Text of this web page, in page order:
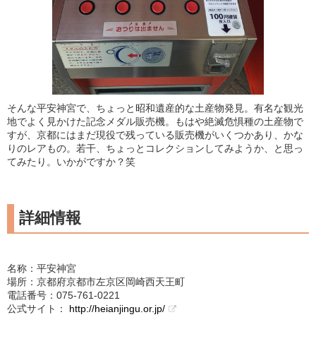
そんな平安神宮で、ちょっと昭和遺産的な土産物発見。有名な観光
地でよく見かけた記念メダル販売機。もはや絶滅危惧種の土産物で
すが、京都にはまだ現役で残っている販売機がいくつかあり、かな
りのレアもの。若干、ちょっとコレクションしてみようか、と思っ
てみたり。いかがですか？笑
詳細情報
名称：平安神宮
場所：京都府京都市左京区岡崎西天王町
電話番号：075-761-0221
公式サイト： http://heianjingu.or.jp/